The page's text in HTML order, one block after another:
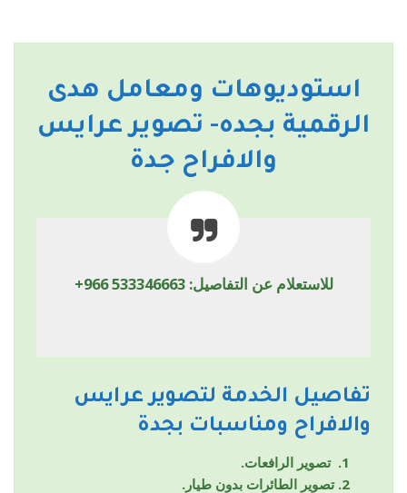
استوديوهات ومعامل هدى
الرقمية بجده- تصوير عرايس
والافراح جدة
للاستعلام عن التفاصيل:+966 533346663
تفاصيل الخدمة لتصوير عرايس
والافراح ومناسبات بجدة
تصوير الرافعات.
تصوير الطائرات بدون طيار.